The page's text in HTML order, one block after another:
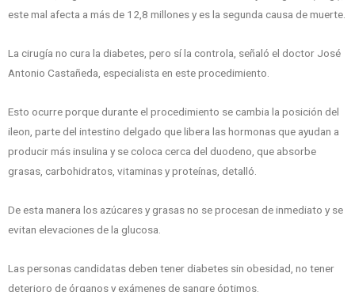
este mal afecta a más de 12,8 millones y es la segunda causa de muerte.
La cirugía no cura la diabetes, pero sí la controla, señaló el doctor José
Antonio Castañeda, especialista en este procedimiento.
Esto ocurre porque durante el procedimiento se cambia la posición del
ileon, parte del intestino delgado que libera las hormonas que ayudan a
producir más insulina y se coloca cerca del duodeno, que absorbe
grasas, carbohidratos, vitaminas y proteínas, detalló.
De esta manera los azúcares y grasas no se procesan de inmediato y se
evitan elevaciones de la glucosa.
Las personas candidatas deben tener diabetes sin obesidad, no tener
deterioro de órganos y exámenes de sangre óptimos.